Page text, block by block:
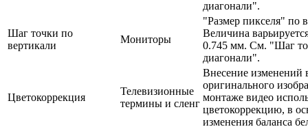
диагонали".
Шаг точки по
вертикали
Мониторы
"Размер пикселя" по
Величина
0.745 мм. См. "Шаг
диагонали".
Цветокоррекция
Телевизионные
термины и сленг
Внесение изменений
оригинального
монтаже видео
цветокоррекцию, в
изменения баланса